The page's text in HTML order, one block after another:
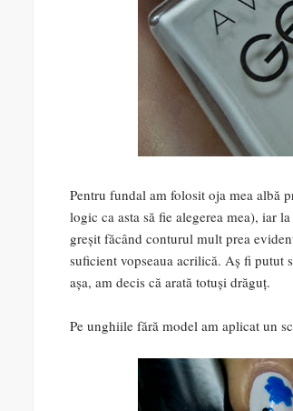
Pentru fundal am folosit oja mea albă
logic ca asta să fie alegerea mea), iar
greșit făcând conturul mult prea
suficient vopseaua acrilică. Aș fi putut
așa, am decis că arată totuși drăguț.
Pe unghiile fără model am aplicat un